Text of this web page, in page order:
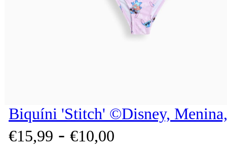
Biquíni 'Stitch' ©Disney,
€15,99 - €10,00